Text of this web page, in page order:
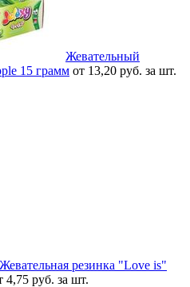
Жевательный
15 грамм от 13,20 руб. за шт.
Жевательная резинка "Love is"
4,75 руб. за шт.